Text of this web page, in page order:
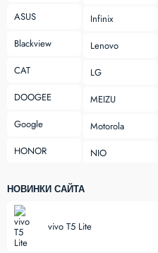
ASUS
Blackview
CAT
DOOGEE
Google
HONOR
Infinix
Lenovo
LG
MEIZU
Motorola
NIO
НОВИНКИ САЙТА
vivo T5 Lite